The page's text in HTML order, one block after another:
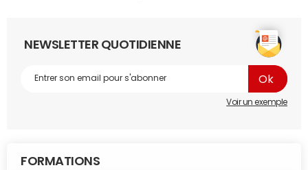
NEWSLETTER QUOTIDIENNE
Voir un exemple
FORMATIONS